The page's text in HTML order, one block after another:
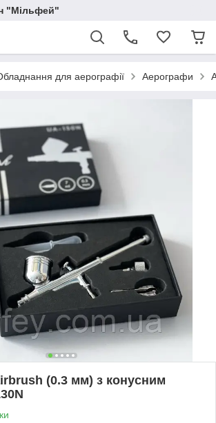
"Мільфей"
для аерографії Аерографи
(0.3 мм) з конусним